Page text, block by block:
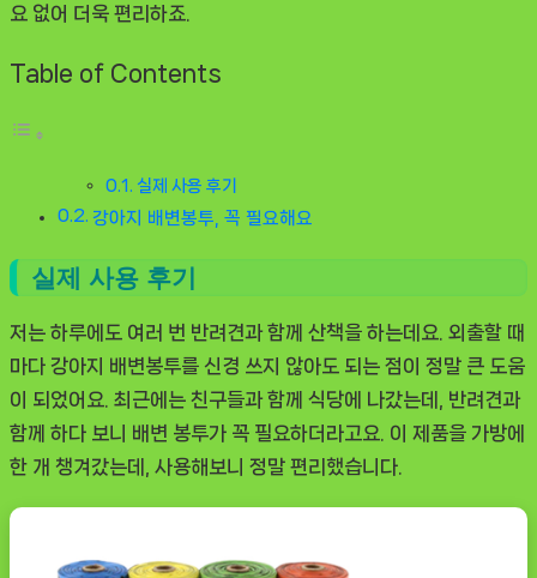
요 없어 더욱 편리하죠.
Table of Contents
실제 사용 후기
강아지 배변봉투, 꼭 필요해요
실제 사용 후기
저는 하루에도 여러 번 반려견과 함께 산책을 하는데요. 외출할 때
마다 강아지 배변봉투를 신경 쓰지 않아도 되는 점이 정말 큰 도움
이 되었어요. 최근에는 친구들과 함께 식당에 나갔는데, 반려견과
함께 하다 보니 배변 봉투가 꼭 필요하더라고요. 이 제품을 가방에
한 개 챙겨갔는데, 사용해보니 정말 편리했습니다.